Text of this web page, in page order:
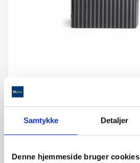
Samtykke Detaljer
Denne hjemmeside bruger cookies
MOCCAMASTER
159,95 kr